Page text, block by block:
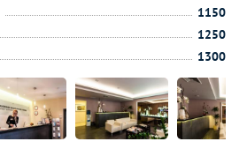
1150
1250
1300